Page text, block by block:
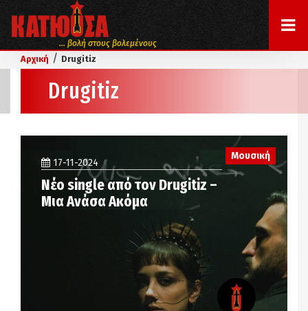
... βολή στους βολεμένους
Αρχική / Drugitiz
Drugitiz
Μουσική
17-11-2024
Νέο single από τον Drugitiz –
Μια Ανάσα Ακόμα